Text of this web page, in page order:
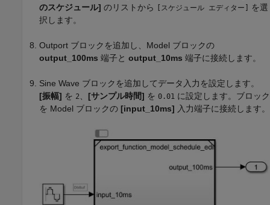
のスケジュール] のリストから [スケジュール エディター]
を選
択します。
Outport ブロックを追加し、 Model ブロックの
output_100ms 端子と output_10ms 端子に接続します。
Sine Wave ブロックを追加してデータ入力を設定します。
[振幅] を 2 [サンプル時間] を 0.01 に設定します。ブロック
を Model ブロックの [input_10ms] 入力端子に接続します。